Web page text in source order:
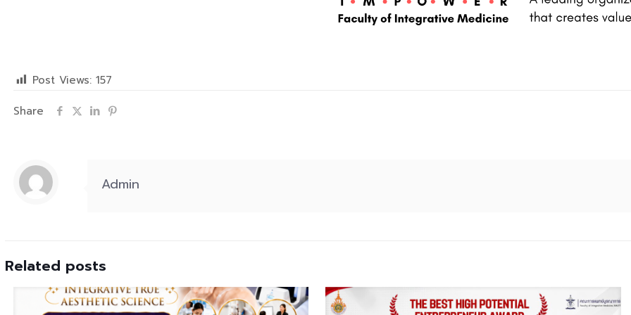
Post Views: 157
Share
Admin
Related posts